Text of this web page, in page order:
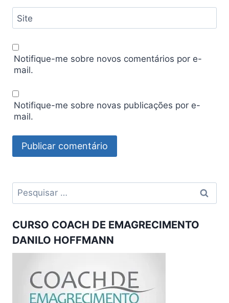
Site
Notifique-me sobre novos comentários por e-
mail.
Notifique-me sobre novas publicações por e-
mail.
Pesquisar
por:
CURSO COACH DE EMAGRECIMENTO
DANILO HOFFMANN